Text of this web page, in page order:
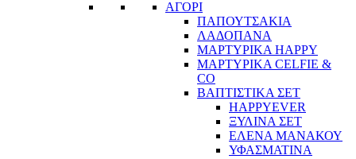
ΑΓΟΡΙ
ΠΑΠΟΥΤΣΑΚΙΑ
ΛΑΔΟΠΑΝΑ
ΜΑΡΤΥΡΙΚΑ HAPPY
ΜΑΡΤΥΡΙΚΑ CELFIE &
CO
ΒΑΠΤΙΣΤΙΚΑ ΣΕΤ
HAPPYEVER
ΞΥΛΙΝΑ ΣΕΤ
ΕΛΕΝΑ ΜΑΝΑΚΟΥ
ΥΦΑΣΜΑΤΙΝΑ